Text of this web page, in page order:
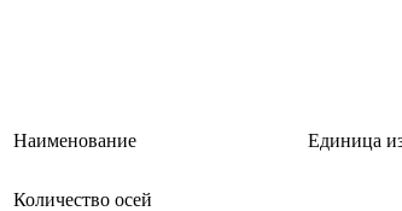
Наименование Единица
Количество осей